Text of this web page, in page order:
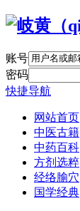
账号
密码
快捷导航
网站首页
中医古籍
中药百科
方剂选粹
经络腧穴
国学经典